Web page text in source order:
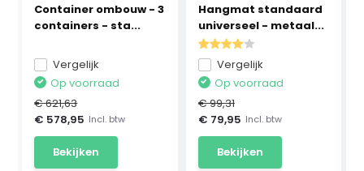
Container ombouw - 3
containers - sta...
Vergelijk
Op voorraad
€ 621,63
€ 578,95 Incl. btw
Bekijken
Hangmat standaard
universeel - metaal...
Vergelijk
Op voorraad
€ 99,31
€ 79,95 Incl. btw
Bekijken